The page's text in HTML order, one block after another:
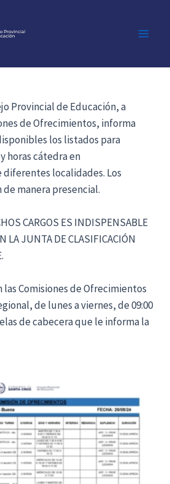
Provincial de Educación, a
de Ofrecimientos, informa
los listados para
horas cátedra en
localidades. Los
de manera presencial.
CARGOS ES INDISPENSABLE
LA JUNTA DE CLASIFICACIÓN
Comisiones de Ofrecimientos
de lunes a viernes, de 09:00
de cabecera que le informa la